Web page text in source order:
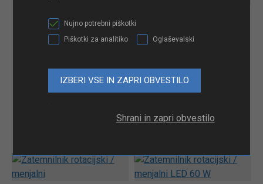
51,65€
Nujno potrebni piškotki
Piškotki za analitiko
Oglaševalski
Shrani in zapri obvestilo